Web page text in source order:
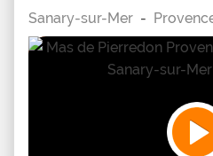
pour tentes, caravanes et
par la vtation du camping.
d'un raccordement l et
vidange des eaux uses.
d'Azur les enfants
vous sont proposs toute la
aquagym, sorties, karaoks,
place d'un espace fitness,
et viennoiseries cuites sur
Sanary-sur-Mer -